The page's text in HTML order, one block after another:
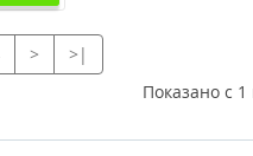
>
>|
Показано с